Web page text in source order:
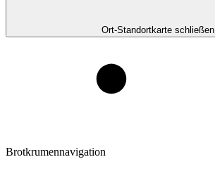
Ort-Standortkarte schließen
Brotkrumennavigation